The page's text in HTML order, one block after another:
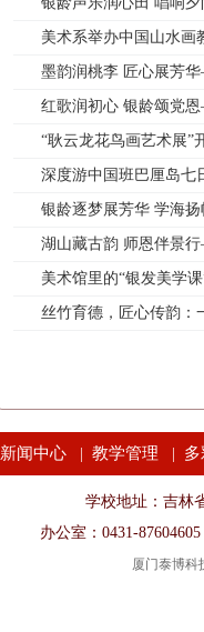
美术系举办中国山水画
墨韵润桃李 匠心展芳
红歌润初心 银龄颂党
“耿云龙花鸟画艺术展”
深度游中国班巴厘岛七
银龄逐梦展芳华 学海
湖山藏古韵 师恩伴景
美术馆里的“银发美学
丝竹育德，匠心传韵：
新闻中心 教学管理
学校地址：吉林
办公室：0431-
厦门泰博科